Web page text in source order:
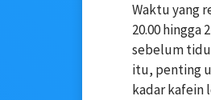
Waktu yang
20.00
sebelum
itu, penting
kadar kafein